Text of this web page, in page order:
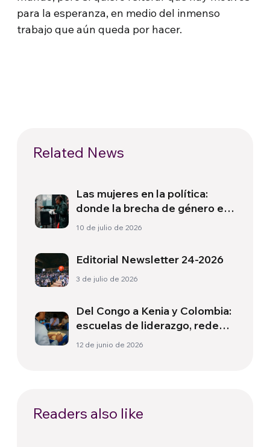
para la esperanza, en medio del inmenso
trabajo que aún queda por hacer.
Related News
Las mujeres en la política:
donde la brecha de género es
mayor
10 de julio de 2026
Editorial Newsletter 24-2026
3 de julio de 2026
Del Congo a Kenia y Colombia:
escuelas de liderazgo, redes
de cuidado y participación
12 de junio de 2026
Readers also like